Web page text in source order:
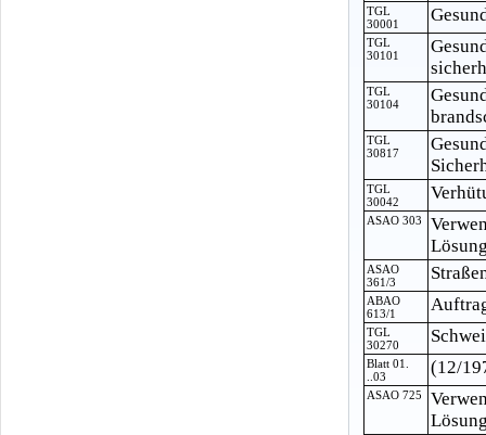
TGL
30001
TGL
30101
TGL
30104
TGL
30817
TGL
30042
ASAO 303
ASAO
361/3
ABAO
613/1
TGL
30270
Blatt 01.
..03
(12/
ASAO 725